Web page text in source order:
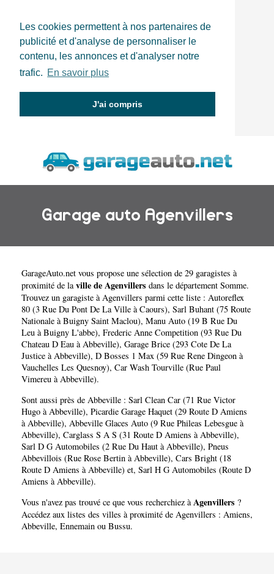
Les cookies permettent à nos partenaires de
publicité et d'analyse de personnaliser le
contenu, les annonces et d'analyser notre
trafic. En savoir plus
J'ai compris
Garage auto Agenvillers
GarageAuto.net vous propose une sélection de 29 garagistes à
proximité de laville de Agenvillers dans le département Somme.
Trouvez un garagiste à Agenvillers parmi cette liste : Autoreflex
80 (3 Rue Du Pont De La Ville à Caours), Sarl Buhant (75 Route
Nationale à Buigny Saint Maclou), Manu Auto (19 B Rue Du
Leu à Buigny L'abbe), Frederic Anne Competition (93 Rue Du
Chateau D Eau à Abbeville), Garage Brice (293 Cote De La
Justice à Abbeville), D Bosses 1 Max (59 Rue Rene Dingeon à
Vauchelles Les Quesnoy), Car Wash Tourville (Rue Paul
Vimereu à Abbeville).
Sont aussi près de Abbeville : Sarl Clean Car (71 Rue Victor
Hugo à Abbeville), Picardie Garage Haquet (29 Route D Amiens
à Abbeville), Abbeville Glaces Auto (9 Rue Phileas Lebesgue à
Abbeville), Carglass S A S (31 Route D Amiens à Abbeville),
Sarl D G Automobiles (2 Rue Du Haut à Abbeville), Pneus
Abbevillois (Rue Rose Bertin à Abbeville), Cars Bright (18
Route D Amiens à Abbeville) et, Sarl H G Automobiles (Route D
Amiens à Abbeville).
Vous n'avez pas trouvé ce que vous recherchiez àAgenvillers ?
Accédez aux listes des villes à proximité de Agenvillers : Amiens,
Abbeville, Ennemain ou Bussu.